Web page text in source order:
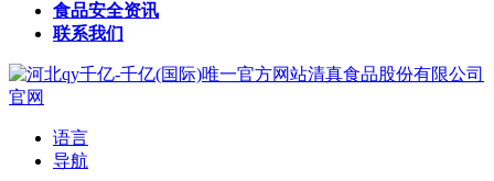
食品安全资讯
联系我们
语言
导航